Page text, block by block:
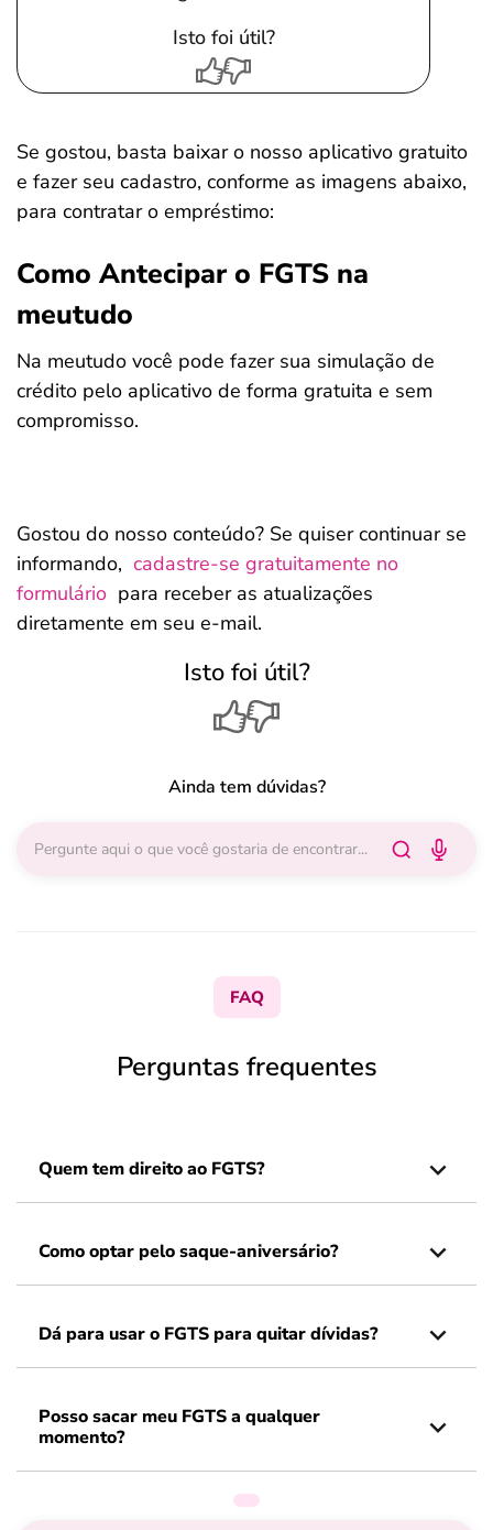
Isto foi útil?
Se gostou, basta baixar o nosso aplicativo gratuito
e fazer seu cadastro, conforme as imagens abaixo,
para contratar o empréstimo:
Como Antecipar o FGTS na
meutudo
Na meutudo você pode fazer sua simulação de
crédito pelo aplicativo de forma gratuita e sem
compromisso.
Gostou do nosso conteúdo? Se quiser continuar se
informando, cadastre-se gratuitamente no
formulário para receber as atualizações
diretamente em seu e-mail.
Isto foi útil?
Ainda tem dúvidas?
FAQ
Perguntas frequentes
Quem tem direito ao FGTS?
Como optar pelo saque-aniversário?
Dá para usar o FGTS para quitar dívidas?
Posso sacar meu FGTS a qualquer
momento?